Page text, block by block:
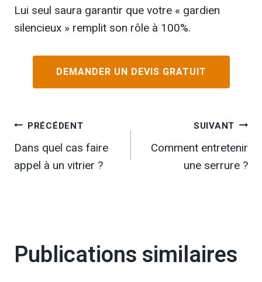
Lui seul saura garantir que votre « gardien
silencieux » remplit son rôle à 100%.
DEMANDER UN DEVIS GRATUIT
Navigation
de
PRÉCÉDENT
Dans quel cas faire
appel à un vitrier ?
SUIVANT
Comment entretenir
une serrure ?
Publications similaires